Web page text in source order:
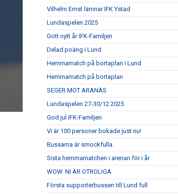
Vilhelm Ernst lämnar IFK Ystad
Lundaspelen 2025
Gott nytt år IFK-Familjen
Delad poäng i Lund
Hemmamatch på bortaplan i Lund
Hemmamatch på bortaplan
SEGER MOT ARANÄS
Lundaspelen 27-30/12 2025
God jul IFK-Familjen
Vi är 100 personer bokade just nu!
Bussarna är smockfulla.
Sista hemmamatchen i arenan för i år
WOW. NI ÄR OTROLIGA.
Första supporterbussen till Lund full